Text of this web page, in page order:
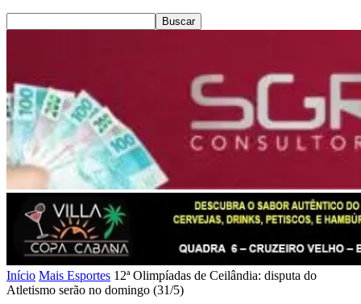
Início Mais Esportes 12ª Olimpíadas de Ceilândia: disputa do
Atletismo serão no domingo (31/5)